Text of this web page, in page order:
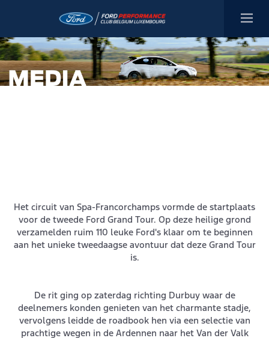
Het circuit van Spa-Francorchamps vormde de startplaats
voor de tweede Ford Grand Tour. Op deze heilige grond
verzamelden ruim 110 leuke Ford's klaar om te beginnen
aan het unieke tweedaagse avontuur dat deze Grand Tour
is.
De rit ging op zaterdag richting Durbuy waar de
deelnemers konden genieten van het charmante stadje,
vervolgens leidde de roadbook hen via een selectie van
prachtige wegen in de Ardennen naar het Van der Valk